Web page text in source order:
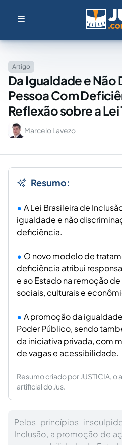
Artigo
Da Igualdade e Não
Pessoa Com
Reflexão sobre a
Marcelo Lavezo
Resumo:
A Lei Brasileira de
igualdade e não
deficiência.
O novo modelo de
deficiência atribui
e ao Estado na remoção
sociais, culturais e
A promoção da
Poder Público, sendo
da iniciativa privada, com
de vagas e acessibilidade.
Resumo criado por JUSTICIA,
artificial do Jus.
Pelos princípios
Inclusão, a promoção de